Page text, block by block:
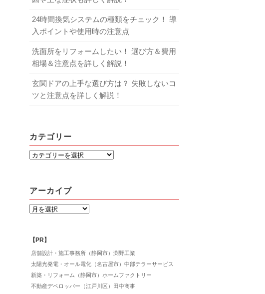
24時間換気システムの種類をチェック！ 導
入ポイントや使用時の注意点
洗面所をリフォームしたい！ 選び方＆費用
相場＆注意点を詳しく解説！
玄関ドアの上手な選び方は？ 失敗しないコ
ツと注意点を詳しく解説！
カテゴリー
アーカイブ
【PR】
店舗設計・施工事務所（静岡市）渕野工業
太陽光発電・オール電化（名古屋市）中部テラーサービス
新築・リフォーム（静岡市）ホームファクトリー
不動産デベロッパー（江戸川区）田中商事